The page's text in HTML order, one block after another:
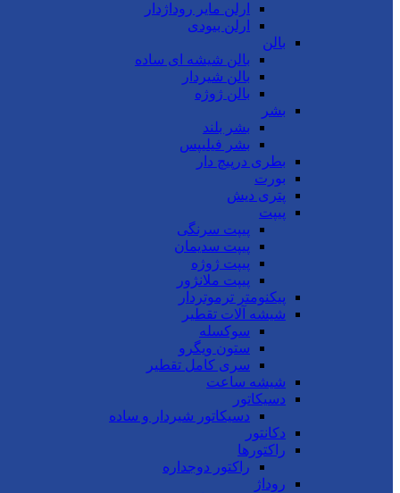
ارلن مایر روداژدار
ارلن بیودی
بالن
بالن شیشه ای ساده
بالن شیردار
بالن ژوژه
بشر
بشر بلند
بشر فیلیپس
بطری درپیچ دار
بورت
پتری دیش
پیپت
پیپت سرنگی
پیپت سدیمان
پیپت ژوژه
پیپت ملانژور
پیکنومتر ترموتردار
شیشه آلات تقطیر
سوکسله
ستون ویگرو
سری کامل تقطیر
شیشه ساعت
دسیکاتور
دسیکاتور شیردار و ساده
دکانتور
راکتورها
راکتور دوجداره
روداژ